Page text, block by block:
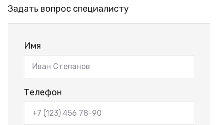
Задать вопрос специалисту
Имя
Телефон